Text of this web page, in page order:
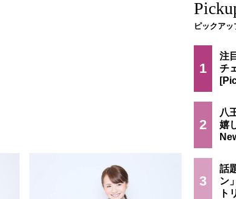
ピックア
1
注
チ
2
八
嬉
3
話
ン
ト